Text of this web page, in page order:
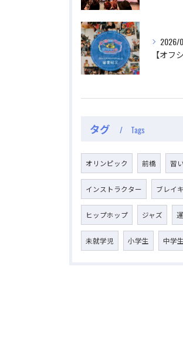
2026/
タグ Tags
オリンピック 前橋 習
インストラクター ブレイ
ヒップホップ ジャズ
未就学児 小学生 中学生